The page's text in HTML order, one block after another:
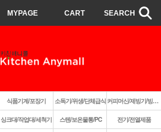
MYPAGE CART SEARCH
식품기계/포장기 소독기/위생/단체급식 커피머신/제빙기/빙삭기
싱크대/작업대/세척기 스텐/보온물통/PC 전기/전열제품